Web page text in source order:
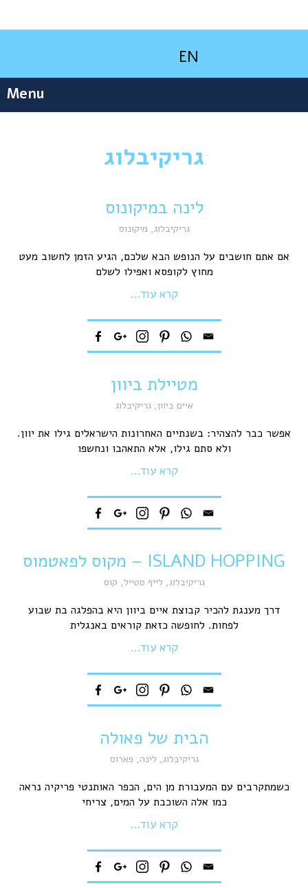
EN
Menu
גריקיבלוג
לינה במיקונוס
גריקיבלוג, מיקונוס
אם אתם חושבים על הנופש הבא שלכם, הגיע הזמן לחשוב מעט
מחוץ לקופסא ואפילו לשלם
קרא עוד...
מטיילת ביוון
איים ביוון,גריקיבלוג
אפשר כבר להצהיר: בשנתיים האחרונות הישראלים גילו את יוון.
ולא סתם גילו, אלא התאהבו ונחשפו
קרא עוד...
ISLAND HOPPING – מקוס לפאטמוס
גריקיבלוג, לייף סטייל, קוס
דרך מענגת להכיר קבוצת איים ביוון היא בהפלגה בת שבוע
לפחות. לחופשה כזאת קוראים באנגלית
קרא עוד...
הבית של פאולה
גריקיבלוג, לינה, פארוס
כשמתקרבים עם המעבורת מן הים, הכפר האותנטי פריקיה נראה
כמו אלה השוכבת על המים, צריחי
קרא עוד...